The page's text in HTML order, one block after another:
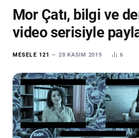
Mor Çatı, bilgi ve
video serisiyle
MESELE 121 28 KASIM 2019 6